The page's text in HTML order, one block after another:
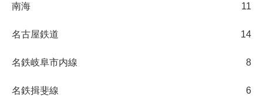
南海 11
名古屋鉄道 14
名鉄岐阜市内線 8
名鉄揖斐線 6